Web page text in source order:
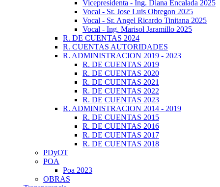
Vicepresidenta - Ing. Diana Encalada 2025
Vocal - Sr. Jose Luis Obregon 2025
Vocal - Sr. Angel Ricardo Tinitana 2025
Vocal - Ing. Marisol Jaramillo 2025
R. DE CUENTAS 2024
R. CUENTAS AUTORIDADES
R. ADMINISTRACION 2019 - 2023
R. DE CUENTAS 2019
R. DE CUENTAS 2020
R. DE CUENTAS 2021
R. DE CUENTAS 2022
R. DE CUENTAS 2023
R. ADMINISTRACION 2014 - 2019
R. DE CUENTAS 2015
R. DE CUENTAS 2016
R. DE CUENTAS 2017
R. DE CUENTAS 2018
PDyOT
POA
Poa 2023
OBRAS